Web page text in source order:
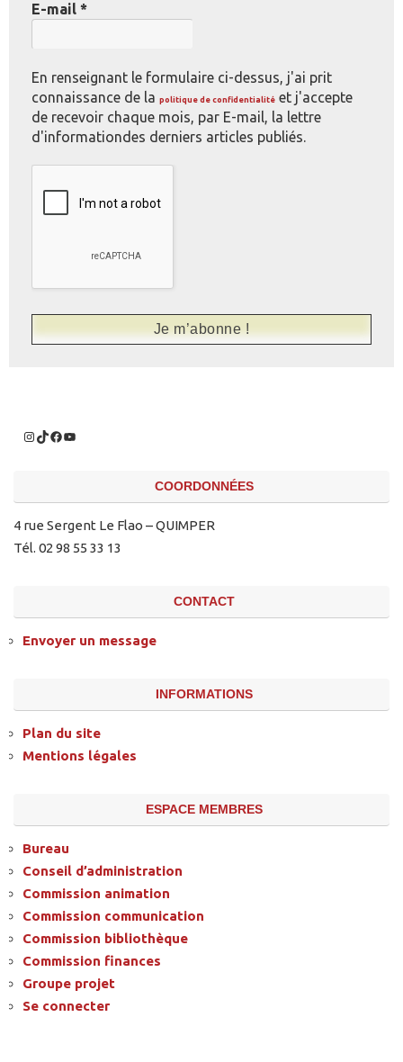
E-mail *
En renseignant le formulaire ci-dessus, j'ai prit
connaissance de la politique de confidentialité et j'accepte
de recevoir chaque mois, par E-mail, la lettre
d'informationdes derniers articles publiés.
COORDONNÉES
4 rue Sergent Le Flao – QUIMPER
Tél. 02 98 55 33 13
CONTACT
Envoyer un message
INFORMATIONS
Plan du site
Mentions légales
ESPACE MEMBRES
Bureau
Conseil d’administration
Commission animation
Commission communication
Commission bibliothèque
Commission finances
Groupe projet
Se connecter